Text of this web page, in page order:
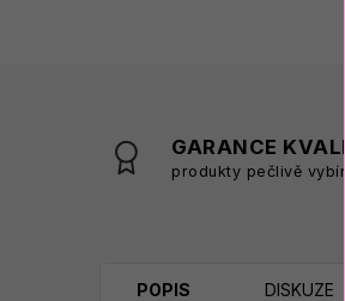
GARANCE
produkty pečlivě
POPIS DISKUZE